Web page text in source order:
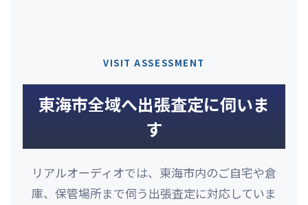
VISIT ASSESSMENT
東海市全域へ出張査定に伺いま
す
リアルオーディオでは、東海市内のご自宅や倉
庫、保管場所まで伺う出張査定に対応していま